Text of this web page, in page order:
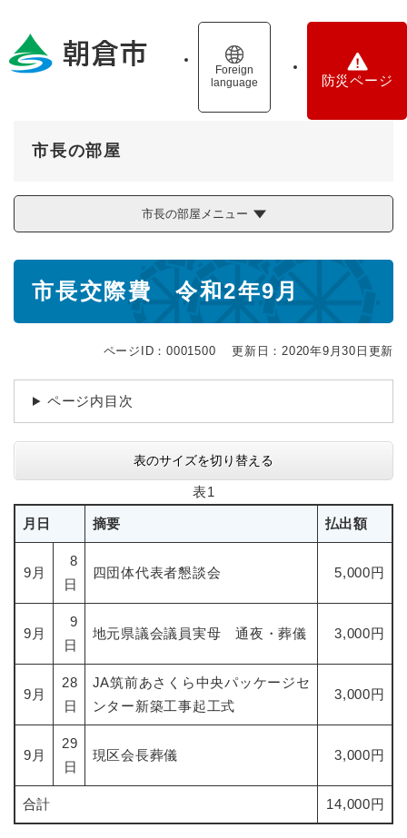
の
Foreign
language
防災ページ
市長の部屋
市長の部屋メニュー
市長交際費 令和2年9月
ページID：0001500 更新日：2020年9月30日更新
ページ内目次
表のサイズを切り替える
表1
月日 摘要 払出額
9月
8
日
四団体代表者懇談会 5,000円
9月
9
日
地元県議会議員実母 通夜・葬儀 3,000円
9月
28
日
JA筑前あさくら中央パッケージセ
ンター新築工事起工式
3,000円
9月
29
日
現区会長葬儀 3,000円
合計 14,000円